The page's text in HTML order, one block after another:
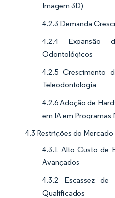
Imagem 3D)
4.2.3 Demanda
4.2.4 Expansão
Odontológicos
4.2.5 Crescimento
Teleodontologia
4.2.6 Adoção de
em IA em Programas
4.3 Restrições do Mercado
4.3.1 Alto Custo de
Avançados
4.3.2 Escassez de
Qualificados